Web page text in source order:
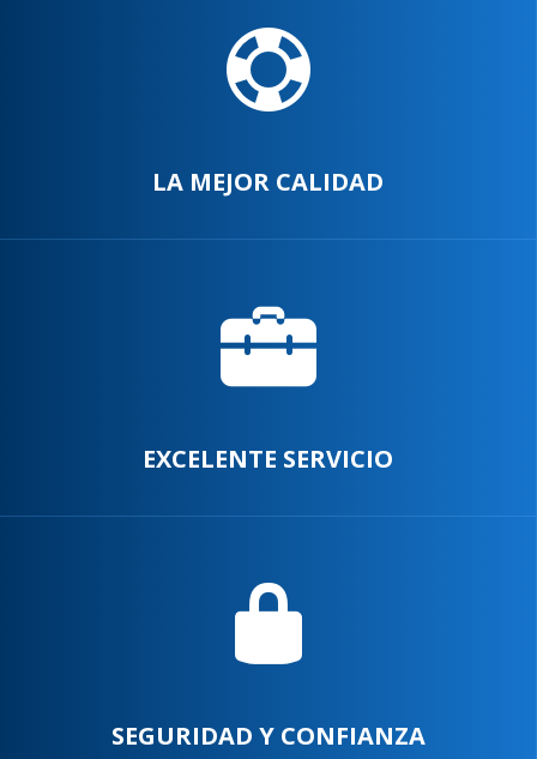
LA MEJOR CALIDAD
EXCELENTE SERVICIO
SEGURIDAD Y CONFIANZA